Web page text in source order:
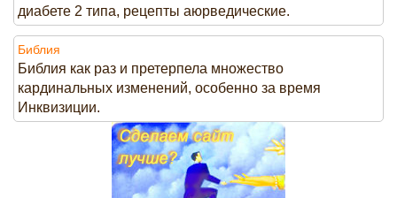
диабете 2 типа, рецепты аюрведические.
Библия
Библия как раз и претерпела множество
кардинальных изменений, особенно за время
Инквизиции.